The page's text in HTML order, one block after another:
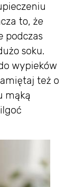
to, że
podczas
soku.
wypieków
też o
mąką